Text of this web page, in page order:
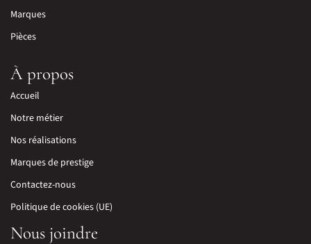
Marques
Pièces
À propos
Accueil
Notre métier
Nos réalisations
Marques de prestige
Contactez-nous
Politique de cookies (UE)
Nous joindre